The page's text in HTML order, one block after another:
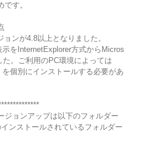
す。
ョンが4.8以上となりました。
示をInternetExplorer方式からMicros
。ご利用のPC環境によっては
を個別にインストールする必要があ
ジョンアップは以下のフォルダー
ンストールされているフォルダー